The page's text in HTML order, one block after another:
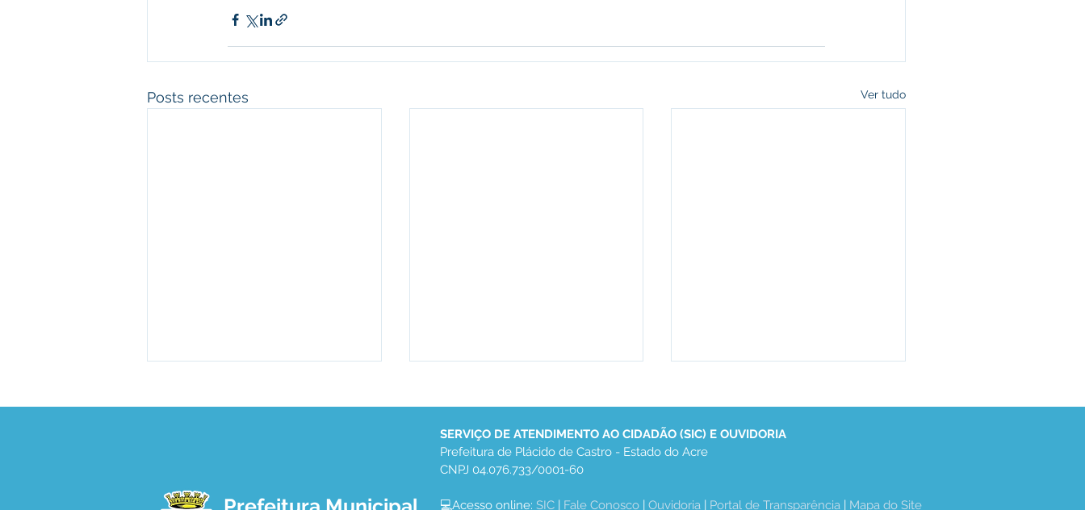
Posts recentes Ver tudo
SERVIÇO DE ATENDIMENTO AO CIDADÃO (SIC) E OUVIDORIA
Prefeitura de Plácido de Castro - Estado do Acre
CNPJ 04.076.733/0001-60
💻Acesso online: SIC | Fale Conosco | Ouvidoria | Portal de Transparência | Mapa do Site